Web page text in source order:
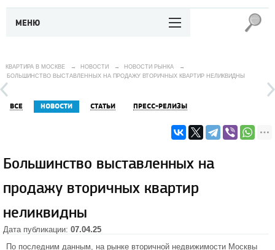
МЕНЮ
КВАРТИРА В МОСКВЕ → НОВОСТИ → НОВОСТИ РЫНКА
→
БОЛЬШИНСТВО ВЫСТАВЛЕННЫХ НА ПРОДАЖУ ВТОРИЧНЫХ КВАРТИР НЕЛИКВИДНЫ
ВСЕ НОВОСТИ СТАТЬИ ПРЕСС-РЕЛИЗЫ
Большинство выставленных на
продажу вторичных квартир
неликвидны
Дата публикации: 07.04.25
По последним данным, на рынке вторичной недвижимости Москвы